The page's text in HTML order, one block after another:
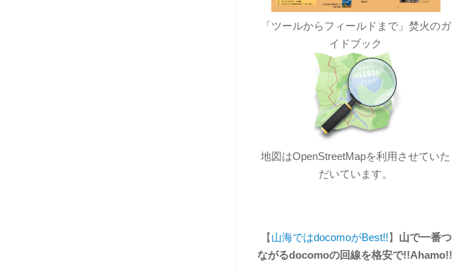
「ツールからフィールドまで」焚火のガ
イドブック
地図はOpenStreetMapを利用させていた
だいています。
【山海ではdocomoがBest!!】 山で一番つ
ながるdocomoの回線を格安で!!Ahamo!!